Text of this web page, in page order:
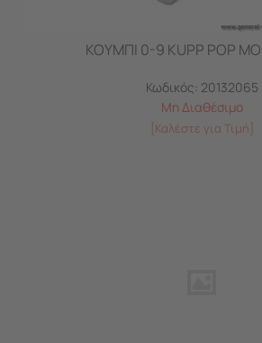
ΚΟΥΜΠΙ 0-9 KUPP POP
Κωδικός: 20132065
Μη Διαθέσιμο
[Καλέστε για Τιμή]